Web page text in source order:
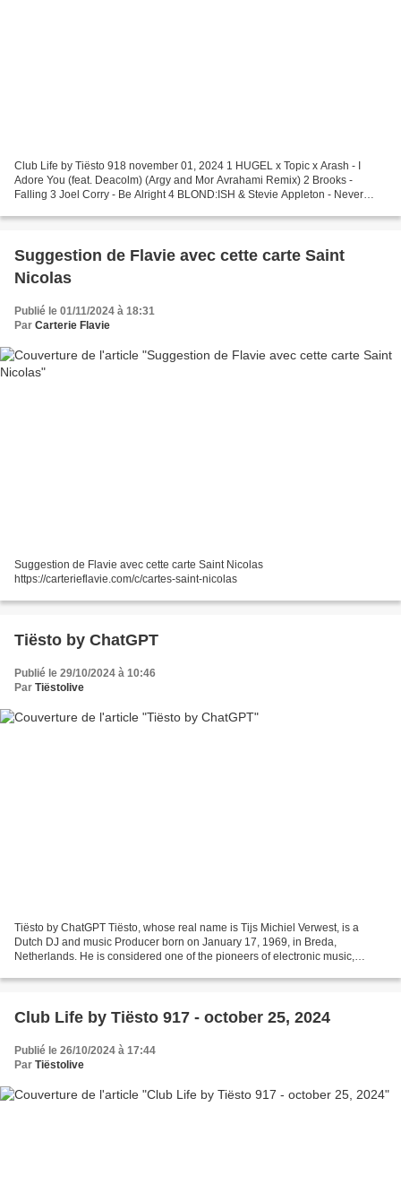
Club Life by Tiësto 918 november 01, 2024 1 HUGEL x Topic x Arash - I
Adore You (feat. Deacolm) (Argy and Mor Avrahami Remix) 2 Brooks -
Falling 3 Joel Corry - Be Alright 4 BLOND:ISH & Stevie Appleton - Never
Suggestion de Flavie avec cette carte Saint
Nicolas
Publié le 01/11/2024 à 18:31
Par Carterie Flavie
Suggestion de Flavie avec cette carte Saint Nicolas
https://carterieflavie.com/c/cartes-saint-nicolas
Tiësto by ChatGPT
Publié le 29/10/2024 à 10:46
Par Tiëstolive
Tiësto by ChatGPT Tiësto, whose real name is Tijs Michiel Verwest, is a
Dutch DJ and music Producer born on January 17, 1969, in Breda,
Netherlands. He is considered one of the pioneers of electronic music,
Club Life by Tiësto 917 - october 25, 2024
Publié le 26/10/2024 à 17:44
Par Tiëstolive